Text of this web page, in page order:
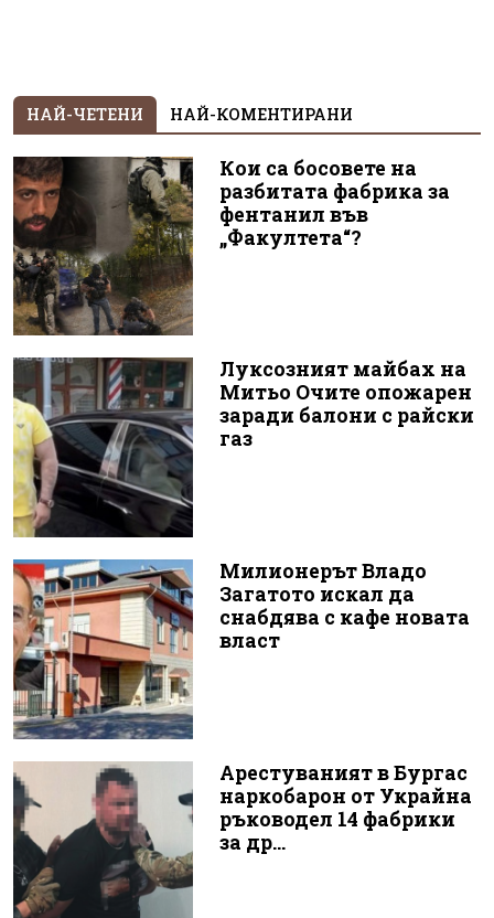
НАЙ-ЧЕТЕНИ НАЙ-КОМЕНТИРАНИ
Кои са босовете на
разбитата фабрика за
фентанил във
„Факултета“?
Луксозният майбах на
Митьо Очите опожарен
заради балони с райски
газ
Милионерът Владо
Загатото искал да
снабдява с кафе новата
власт
Арестуваният в Бургас
наркобарон от Украйна
ръководел 14 фабрики
за др...